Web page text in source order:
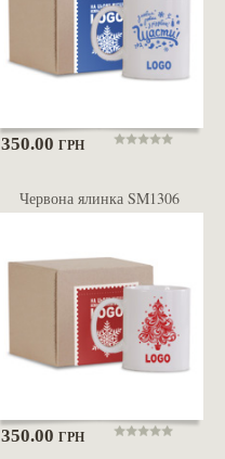
350.00ГРН
Червона ялинка SM1306
350.00ГРН